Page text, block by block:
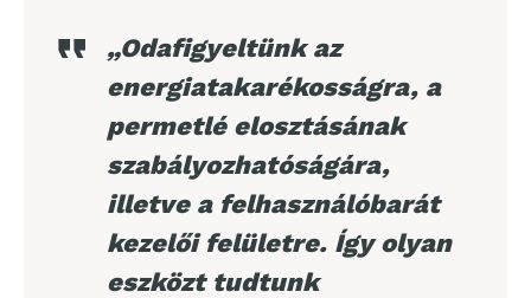
„Odafigyeltünk az
energiatakarékosságra, a
permetlé elosztásának
szabályozhatóságára,
illetve a felhasználóbarát
kezelői felületre. Így olyan
eszközt tudtunk